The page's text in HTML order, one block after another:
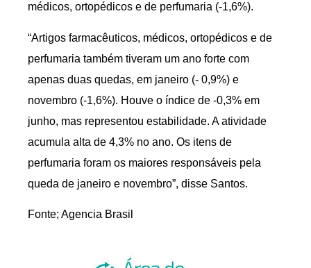
médicos, ortopédicos e de perfumaria (-1,6%).
“Artigos farmacêuticos, médicos, ortopédicos e de
perfumaria também tiveram um ano forte com
apenas duas quedas, em janeiro (- 0,9%) e
novembro (-1,6%). Houve o índice de -0,3% em
junho, mas representou estabilidade. A atividade
acumula alta de 4,3% no ano. Os itens de
perfumaria foram os maiores responsáveis pela
queda de janeiro e novembro”, disse Santos.
Fonte; Agencia Brasil